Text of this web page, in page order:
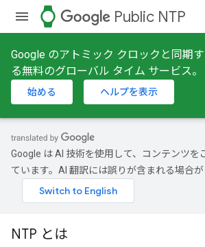
watch Public NTP
Google のアトミック クロックと同期
る無料のグローバル タイム サービス。
始める ヘルプを表示
Google は AI 技術を使用して、コンテンツを
ています。AI 翻訳には誤りが含まれる場合が
NTP とは